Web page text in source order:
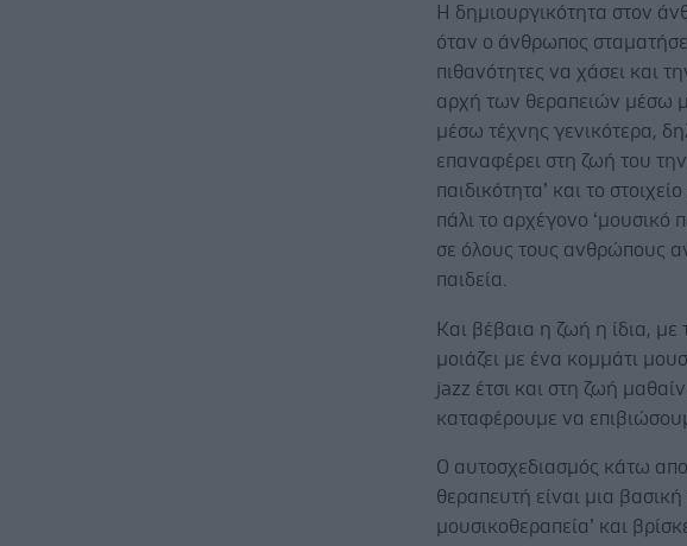
Η δημιουργικότητα στον
όταν ο άνθρωπος
πιθανότητες να χάσει και
αρχή των θεραπειών μέσω
μέσω τέχνης γενικότερα,
επαναφέρει στη ζωή του
παιδικότητα’ και το
πάλι το αρχέγονο ‘μουσικό
σε όλους τους ανθρώπους
παιδεία.
Και βέβαια η ζωή η ίδια, με
μοιάζει με ένα κομμάτι
jazz έτσι και στη ζωή
καταφέρουμε να
Ο αυτοσχεδιασμός κάτω
θεραπευτή είναι μια
μουσικοθεραπεία’ και